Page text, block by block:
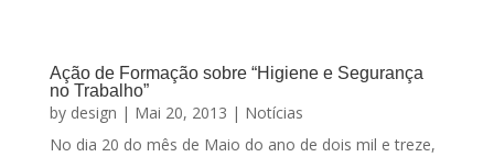
Ação de Formação sobre “Higiene e Segurança
no Trabalho”
by design | Mai 20, 2013 | Notícias
No dia 20 do mês de Maio do ano de dois mil e treze,